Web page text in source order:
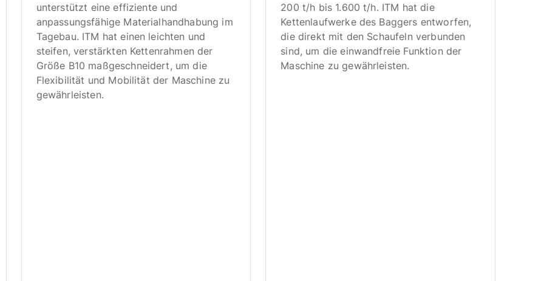
unterstützt eine effiziente und
anpassungsfähige Materialhandhabung im
Tagebau. ITM hat einen leichten und
steifen, verstärkten Kettenrahmen der
Größe B10 maßgeschneidert, um die
Flexibilität und Mobilität der Maschine zu
gewährleisten.
200 t/h bis 1.600 t/h. ITM hat die
Kettenlaufwerke des Baggers entworfen,
die direkt mit den Schaufeln verbunden
sind, um die einwandfreie Funktion der
Maschine zu gewährleisten.